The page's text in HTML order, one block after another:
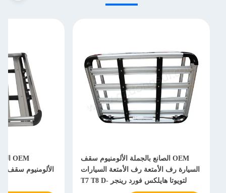
OEM الصانع بالجملة الألومنيوم سقف
السيارة رف الأمتعة رف الأمتعة السيارات
لتويوتا هايلكس فورد رينجر T7 T8 D-
الألومنيوم سقف